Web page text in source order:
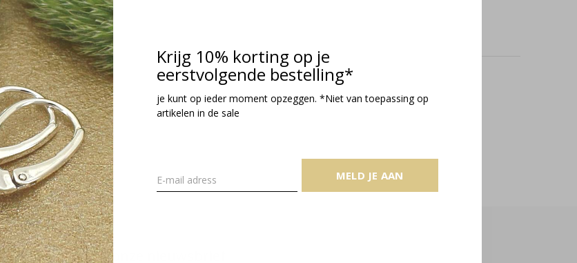
Krijg 10% korting op je
eerstvolgende bestelling*
je kunt op ieder moment opzeggen. *Niet van toepassing op
artikelen in de sale
MELD JE AAN
Seen 1 of the 1 products
Meld je aan voor onze nieuwsbrief